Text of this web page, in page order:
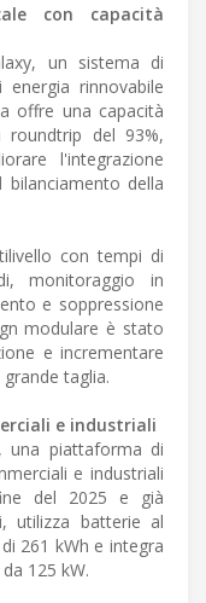
con capacità
un sistema di
rinnovabile
offre una capacità
del 93%,
l'integrazione
della
con tempi di
monitoraggio in
e soppressione
modulare è stato
e incrementare
taglia.
e industriali
una piattaforma di
e industriali
del 2025 e già
utilizza batterie al
261 kWh e integra
125 kW.